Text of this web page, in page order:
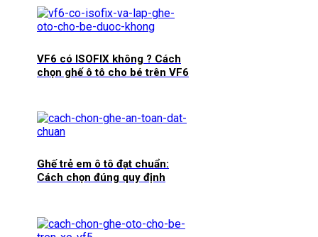
VF6 có ISOFIX không ? Cách
chọn ghế ô tô cho bé trên VF6
Ghế trẻ em ô tô đạt chuẩn:
Cách chọn đúng quy định